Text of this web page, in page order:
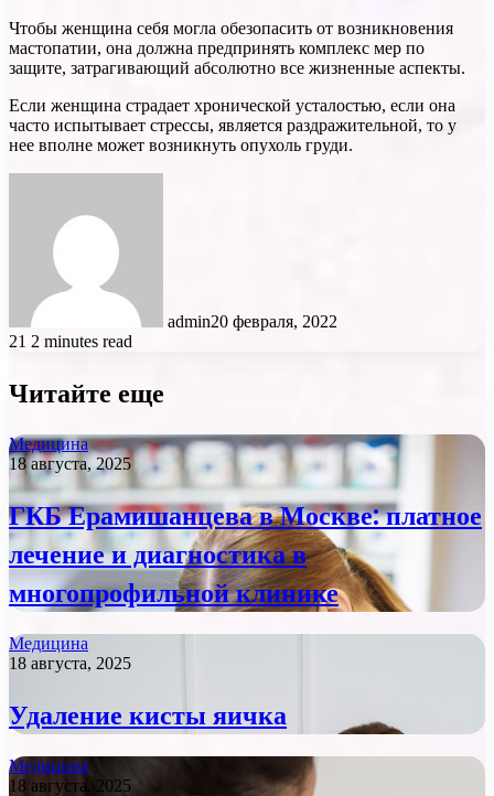
Чтобы женщина себя могла обезопасить от возникновения
мастопатии, она должна предпринять комплекс мер по
защите, затрагивающий абсолютно все жизненные аспекты.
Если женщина страдает хронической усталостью, если она
часто испытывает стрессы, является раздражительной, то у
нее вполне может возникнуть опухоль груди.
admin20 февраля, 2022
21 2 minutes read
Читайте еще
Медицина
18 августа, 2025
ГКБ Ерамишанцева в Москве: платное
лечение и диагностика в
многопрофильной клинике
Медицина
18 августа, 2025
Удаление кисты яичка
Медицина
18 августа, 2025